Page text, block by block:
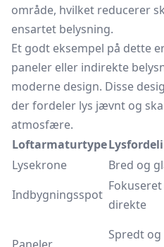
område, hvilket reducerer
ensartet belysning.
Et godt eksempel på dette
paneler eller indirekte
moderne design. Disse
der fordeler lys jævnt og
atmosfære.
Loftarmaturtype
Lysekrone
Bred og
Indbygningsspot
direkte
Spredt og